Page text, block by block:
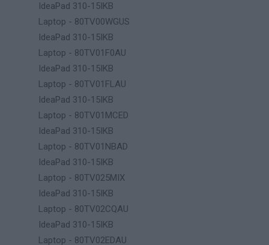
IdeaPad 310-15IKB
Laptop - 80TV00WGUS
IdeaPad 310-15IKB
Laptop - 80TV01F0AU
IdeaPad 310-15IKB
Laptop - 80TV01FLAU
IdeaPad 310-15IKB
Laptop - 80TV01MCED
IdeaPad 310-15IKB
Laptop - 80TV01NBAD
IdeaPad 310-15IKB
Laptop - 80TV025MIX
IdeaPad 310-15IKB
Laptop - 80TV02CQAU
IdeaPad 310-15IKB
Laptop - 80TV02EDAU